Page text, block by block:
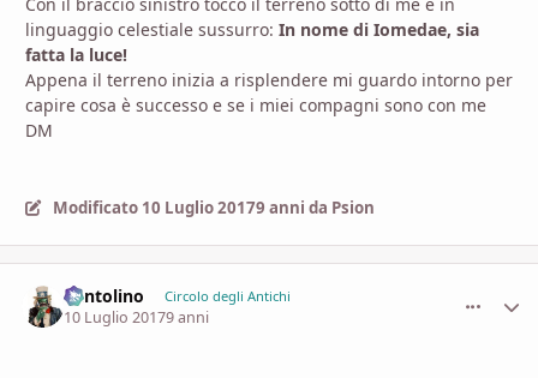
linguaggio celestiale sussurro: In nome di Iomedae, sia
fatta la luce!
Appena il terreno inizia a risplendere mi guardo intorno per
capire cosa è successo e se i miei compagni sono con me
DM
Modificato 10 Luglio 20179 anni da Psion
Pentolino Circolo degli Antichi
10 Luglio 20179 anni